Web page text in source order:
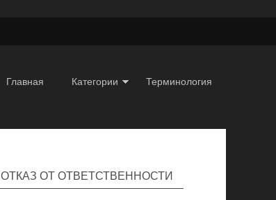
Главная Категории Терминология
ОТКАЗ ОТ ОТВЕТСТВЕННОСТИ